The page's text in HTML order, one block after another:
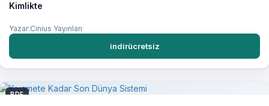
Kimlikte
Yazar:Cinius Yayınları
indirücretsiz
PDF